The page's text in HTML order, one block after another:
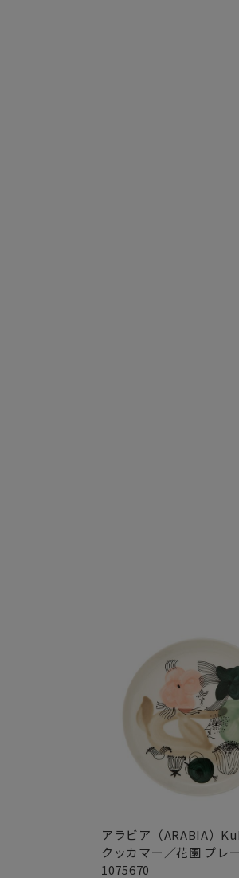
アラビア（ARABIA）
クッカマー／花園 プレ
1075670